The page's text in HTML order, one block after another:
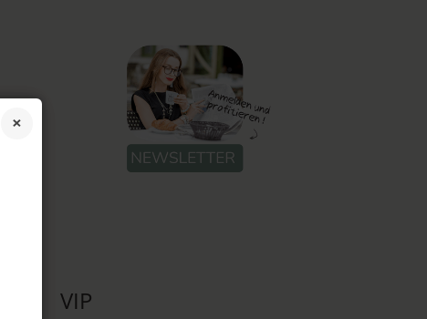
VIP